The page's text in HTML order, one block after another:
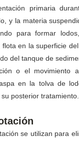
primaria
y la materia
para formar
en la superficie
del tanque de
o el movimiento
en la tolva de
posterior tratamiento.
se utilizan para